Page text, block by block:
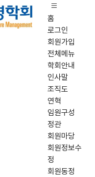
홈
로그인
회원가입
전체메뉴
학회안내
인사말
조직도
연혁
임원구성
정관
회원마당
회원정보수
정
회원동정